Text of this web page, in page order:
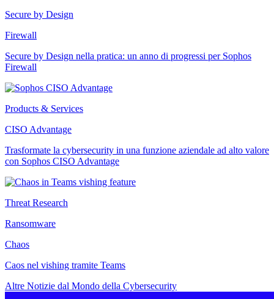
Secure by Design
Firewall
Secure by Design nella pratica: un anno di progressi per Sophos
Firewall
Products & Services
CISO Advantage
Trasformate la cybersecurity in una funzione aziendale ad alto valore
con Sophos CISO Advantage
Threat Research
Ransomware
Chaos
Caos nel vishing tramite Teams
Altre Notizie dal Mondo della Cybersecurity